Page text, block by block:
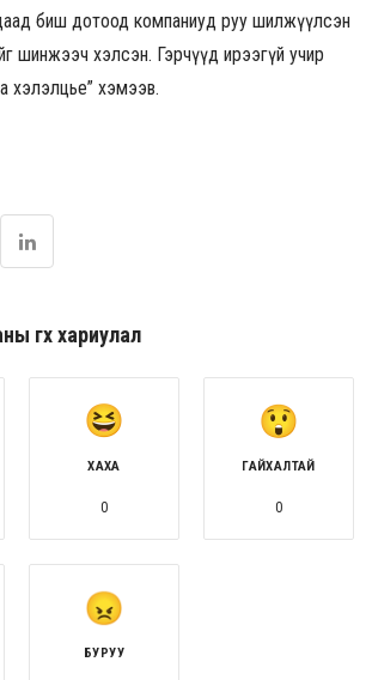
биш дотоод компаниуд руу шилжүүлсэн
шинжээч хэлсэн. Гэрчүүд ирээгүй учир
хэлэлцье” хэмээв.
өгөх хариулал
ХАХА
0
ГАЙХАЛТАЙ
0
БУРУУ